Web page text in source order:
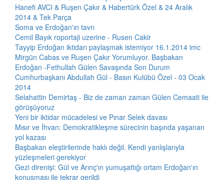
Hanefi AVCI & Ruşen Çakır & Habertürk Özel & 24 Aralık
2014 & Tek Parça
Soma ve Erdoğan'ın tavrı
Cemil Bayık roportaji uzerine - Rusen Cakir
Tayyip Erdoğan iktidarı paylaşmak istemiyor 16.1.2014 imc
Mirgün Cabas ve Ruşen Çakır Yorumluyor. Başbakan
Erdoğan -Fethullah Gülen Savaşında Son Durum
Cumhurbaşkanı Abdullah Gül - Basın Kulübü Özel - 03 Ocak
2014
Selahattin Demirtaş - Biz de zaman zaman Gülen Cemaati ile
görüşüyoruz
Yeni bir iktidar mücadelesi ve Pınar Selek davası
Mısır ve İhvan: Demokratikleşme sürecinin başında yaşanan
yol kazası
Başbakan eleştirilerinde haklı değil. Kendi yanlışlarıyla
yüzleşmeleri gerekiyor
Gezi direnişi: Gül ve Arınç'ın yumuşattığı ortam Erdoğan'ın
konuşması ile tekrar gerildi